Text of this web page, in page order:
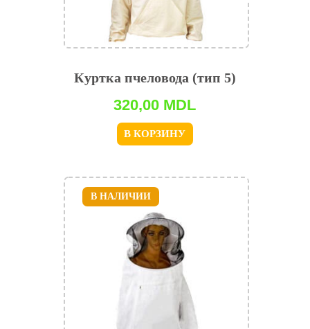
Куртка пчеловода (тип 5)
320,00 MDL
В КОРЗИНУ
В НАЛИЧИИ